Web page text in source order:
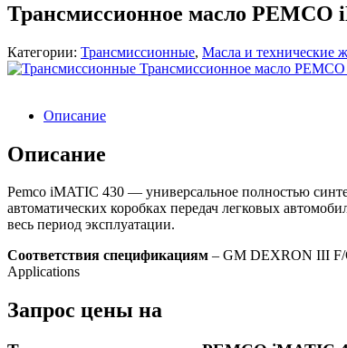
Трансмиссионное масло PEMCO
Категории: Трансмиссионные, Масла и технические
Описание
Описание
Pemco iMATIC 430 — универсальное полностью
автоматических коробках передач легковых
весь период эксплуатации.
Соответствия спецификациям – GM DEXRON III F/
Applications
Запрос цены на